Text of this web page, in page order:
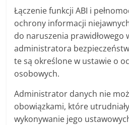
Łączenie funkcji ABI i
ochrony informacji
do naruszenia prawidłowego
administratora
te są określone w ustawie o
osobowych.
Administrator danych nie
obowiązkami, które
wykonywanie jego